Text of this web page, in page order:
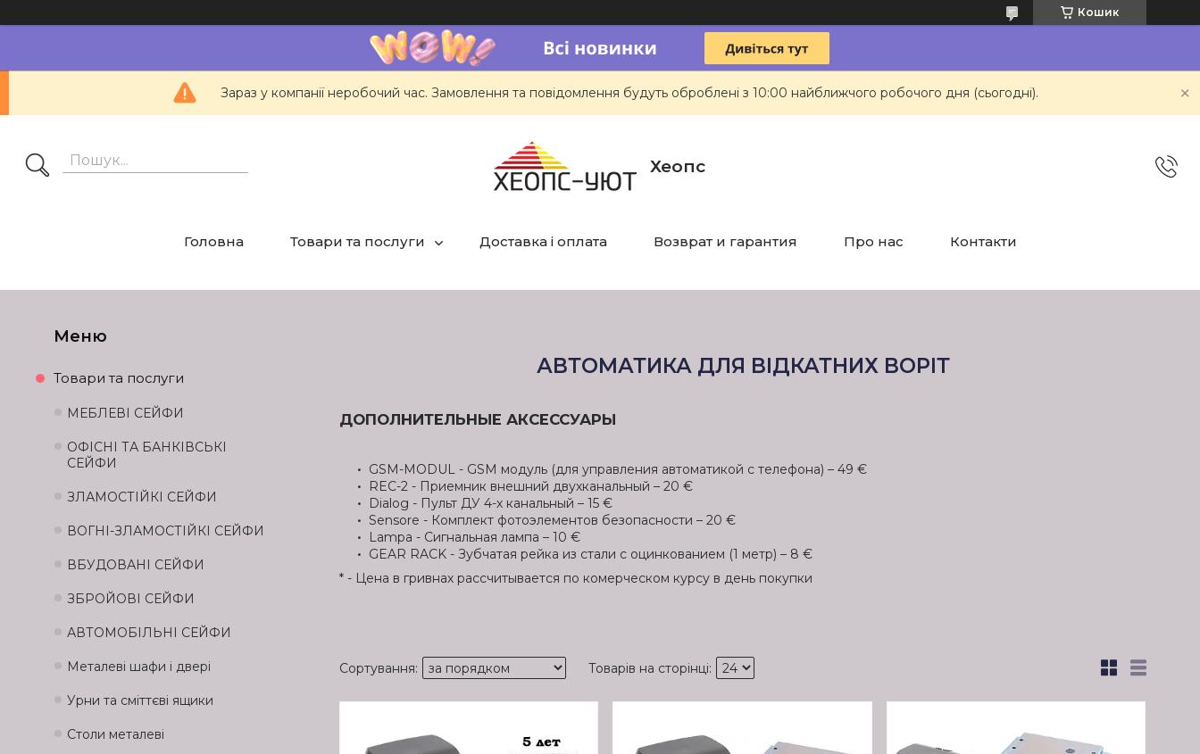
Кошик
Зараз у компанії неробочий час. Замовлення та повідомлення будуть оброблені з 10:00 найближчого робочого дня (сьогодні).
Хеопс
Головна Товари та послуги Доставка і оплата Возврат и гарантия Про нас Контакти
АВТОМАТИКА ДЛЯ ВІДКАТНИХ ВОРІТ
ДОПОЛНИТЕЛЬНЫЕ АКСЕССУАРЫ
GSM-MODUL - GSM модуль (для управления автоматикой с телефона) – 49 €
REC-2 - Приемник внешний двухканальный – 20 €
Dialog - Пульт ДУ 4-х канальный – 15 €
Sensore - Комплект фотоэлементов безопасности – 20 €
Lampa - Сигнальная лампа – 10 €
GEAR RACK - Зубчатая рейка из стали с оцинкованием (1 метр) – 8 €
* - Цена в гривнах рассчитывается по комерческом курсу в день покупки
Товари та послуги
МЕБЛЕВІ СЕЙФИ
ОФІСНІ ТА БАНКІВСЬКІ
СЕЙФИ
ЗЛАМОСТІЙКІ СЕЙФИ
ВОГНІ-ЗЛАМОСТІЙКІ СЕЙФИ
ВБУДОВАНІ СЕЙФИ
ЗБРОЙОВІ СЕЙФИ
АВТОМОБІЛЬНІ СЕЙФИ
Металеві шафи і двері
Урни та сміттєві ящики
Столи металеві